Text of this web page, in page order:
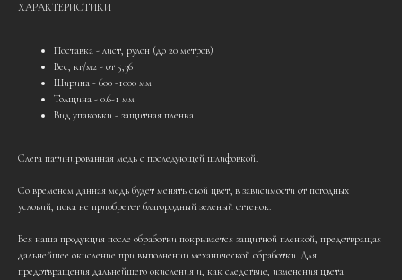
ХАРАКТЕРИСТИКИ
Поставка - лист, рулон (до 20 метров)
Вес, кг/м2 - от 5,36
Ширина - 600 -1000 мм
Толщина - 0.6-1 мм
Вид упаковки - защитная пленка
Слега патинированная медь с последующей шлифовкой.
Со временем данная медь будет менять свой цвет, в зависимости от погодных
условий, пока не приобретет благородный зеленый оттенок.
Вся наша продукция после обработки покрывается защитной пленкой, предотвращая
дальнейшее окисление при выполнении механической обработки. Для
предотвращения дальнейшего окисления и, как следствие, изменения цвета